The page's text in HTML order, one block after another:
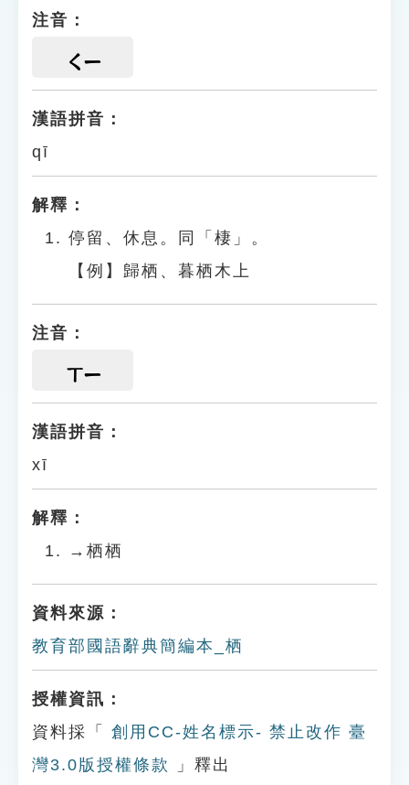
注音：
ㄑㄧ
漢語拼音：
qī
解釋：
停留、休息。同「棲」。
【例】歸栖、暮栖木上
注音：
ㄒㄧ
漢語拼音：
xī
解釋：
→栖栖
資料來源：
教育部國語辭典簡編本_栖
授權資訊：
資料採「
創用CC-姓名標示- 禁止改作 臺
灣3.0版授權條款
」釋出